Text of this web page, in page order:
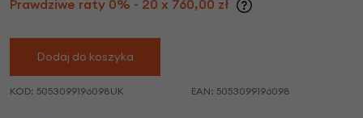
Prawdziwe raty 0% - 20 x 760,00 zł
Dodaj do koszyka
KOD: 5053099196098UK EAN: 5053099196098